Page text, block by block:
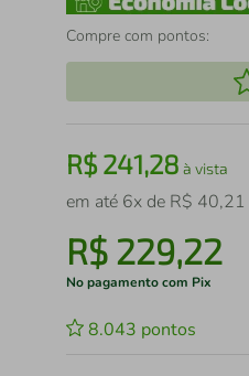
Compre com pontos:
R$241,28 à vista
em até 6x de R$ 40,21
R$ 229,22
No pagamento com Pix
8.043 pontos